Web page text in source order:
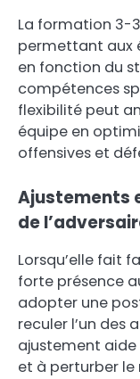
La formation 3-
permettant aux
en fonction du
compétences
flexibilité peut
équipe en
offensives et
Ajustements
de
Lorsqu’elle fait
forte présence
adopter une
reculer l’un des
ajustement
et à perturber le